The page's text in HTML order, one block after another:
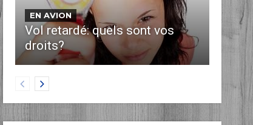
EN AVION
Vol retardé: quels sont vos
droits?